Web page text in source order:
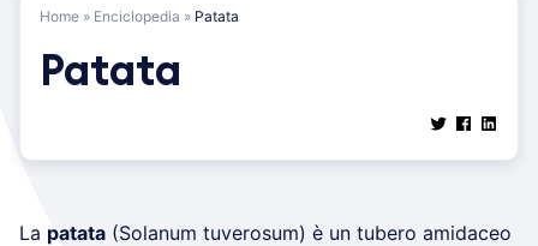
Home » Enciclopedia » Patata
Patata
La patata (Solanum tuverosum) è un tubero amidaceo